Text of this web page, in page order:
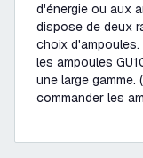
d'énergie ou aux
dispose de deux
choix
les ampoules
une large
commander les